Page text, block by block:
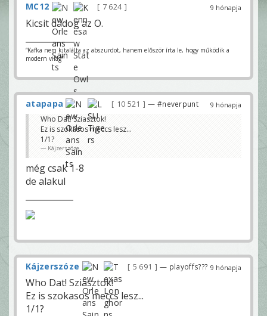
9 hónapja
MC12 7 624
Kicsit dadog az O.
“Kafka nem kitalálta az abszurdot, hanem először írta le, hogy működik a
modern világ”
9 hónapja
atapapa 10 521 — #neverpunt
Who Dat! Sziasztok!
Ez is szokasos meccs lesz...
1/1?
Kájzerszóze
még csak 1-8
de alakul
9 hónapja
Kájzerszóze 5 691 — playoffs???
Who Dat! Sziasztok!
Ez is szokasos meccs lesz...
1/1?